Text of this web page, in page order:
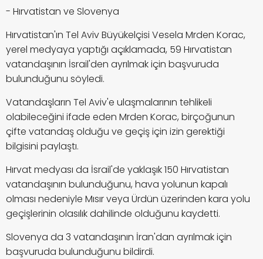
- Hırvatistan ve Slovenya
Hırvatistan'ın Tel Aviv Büyükelçisi Vesela Mrden Korac,
yerel medyaya yaptığı açıklamada, 59 Hırvatistan
vatandaşının İsrail'den ayrılmak için başvuruda
bulunduğunu söyledi.
Vatandaşların Tel Aviv'e ulaşmalarının tehlikeli
olabileceğini ifade eden Mrden Korac, birçoğunun
çifte vatandaş olduğu ve geçiş için izin gerektiği
bilgisini paylaştı.
Hırvat medyası da İsrail'de yaklaşık 150 Hırvatistan
vatandaşının bulunduğunu, hava yolunun kapalı
olması nedeniyle Mısır veya Ürdün üzerinden kara yolu
geçişlerinin olasılık dahilinde olduğunu kaydetti.
Slovenya da 3 vatandaşının İran'dan ayrılmak için
başvuruda bulunduğunu bildirdi.